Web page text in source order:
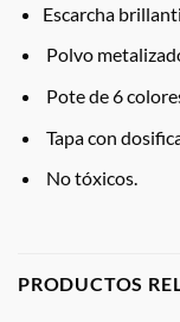
Escarcha
Polvo
Pote de 6
Tapa con
No tóxicos.
PRODUCTOS